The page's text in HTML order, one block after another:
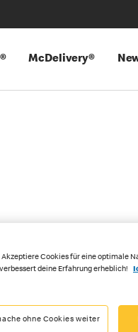
McDelivery®
Cookies für eine optimale
deine Erfahrung erheblich!
ohne Cookies weiter